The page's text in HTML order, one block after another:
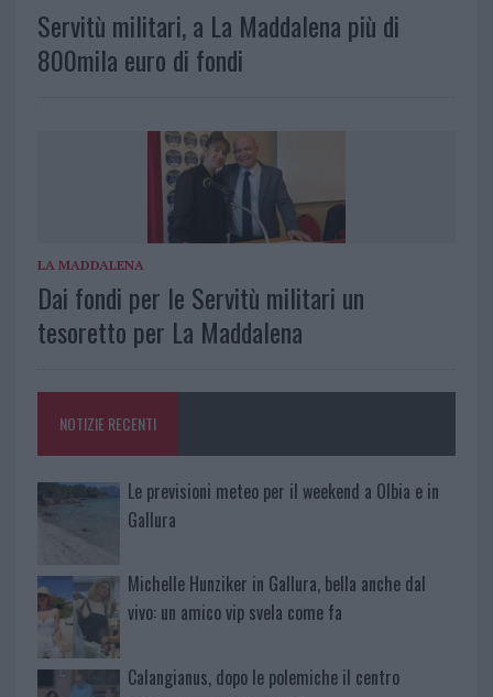
Servitù militari, a La Maddalena più di
800mila euro di fondi
LA MADDALENA
Dai fondi per le Servitù militari un
tesoretto per La Maddalena
NOTIZIE RECENTI
Le previsioni meteo per il weekend a Olbia e in
Gallura
Michelle Hunziker in Gallura, bella anche dal
vivo: un amico vip svela come fa
Calangianus, dopo le polemiche il centro